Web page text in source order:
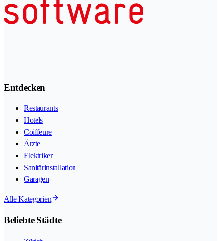
Entdecken
Restaurants
Hotels
Coiffeure
Ärzte
Elektriker
Sanitärinstallation
Garagen
Alle Kategorien
Beliebte Städte